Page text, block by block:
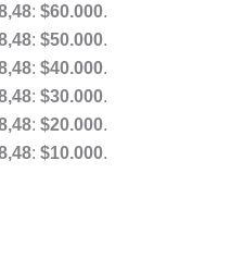
: $60.000.
: $50.000.
: $40.000.
: $30.000.
: $20.000.
: $10.000.